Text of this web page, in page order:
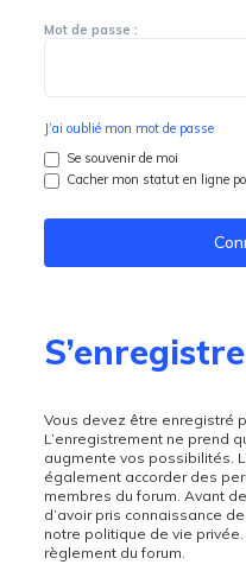
Mot de passe :
J’ai oublié mon mot de passe
Se souvenir de moi
Cacher mon statut en ligne
Vous devez être enregistré
L’enregistrement ne prend
augmente vos possibilités.
également accorder des
membres du forum. Avant
d’avoir pris connaissance
notre politique de vie
règlement du forum.